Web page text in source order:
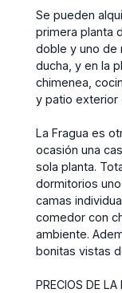
Se pueden
primera planta
doble y uno de
ducha, y en la
chimenea,
y patio exterior
La Fragua es
ocasión una
sola planta.
dormitorios
camas
comedor con
ambiente.
bonitas vistas
PRECIOS DE